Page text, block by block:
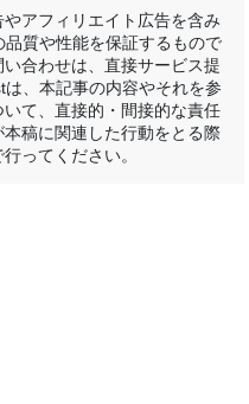
アフィリエイト広告を含み
質や性能を保証するもので
合わせは、直接サービス提
、本記事の内容やそれを参
て、直接的・間接的な責任
稿に関連した行動をとる際
ってください。